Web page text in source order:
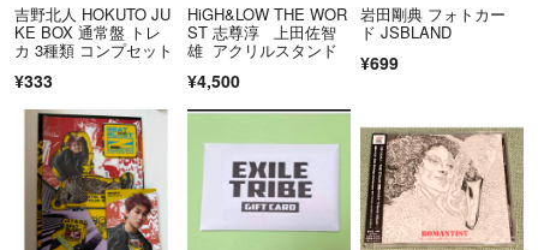
吉野北人 HOKUTO JU
KE BOX 通常盤 トレ
カ 3種類 コンプセット
¥333
HiGH&LOW THE WOR
ST 志尊淳 上田佐智
雄 アクリルスタンド
¥4,500
岩田剛典 フォトカー
ド JSBLAND
¥699